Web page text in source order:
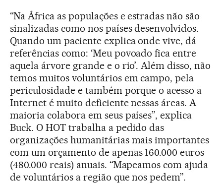
“Na África as populações e estradas não são
sinalizadas como nos países desenvolvidos.
Quando um paciente explica onde vive, dá
referências como: ‘Meu povoado fica entre
aquela árvore grande e o rio’. Além disso, não
temos muitos voluntários em campo, pela
periculosidade e também porque o acesso a
Internet é muito deficiente nessas áreas. A
maioria colabora em seus países”, explica
Buck. O HOT trabalha a pedido das
organizações humanitárias mais importantes
com um orçamento de apenas 160.000 euros
(480.000 reais) anuais. “Mapeamos com ajuda
de voluntários a região que nos pedem”.